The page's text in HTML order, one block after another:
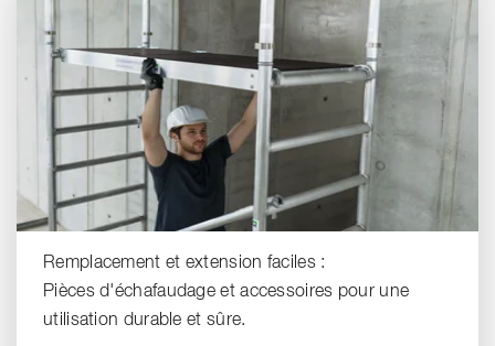
Remplacement et extension faciles :
Pièces d'échafaudage et accessoires pour une
utilisation durable et sûre.